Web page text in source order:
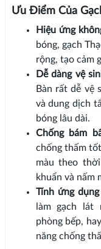
Ưu Điểm Của
Hiệu ứng
bóng, gạch
rộng, tạo cảm
Dễ dàng vệ
Bàn rất dễ vệ
và dung dịch
bóng lâu dài.
Chống bám
chống thấm
màu theo
khuẩn và nấm
Tính ứng dụng
làm gạch lát
phòng bếp,
năng chống